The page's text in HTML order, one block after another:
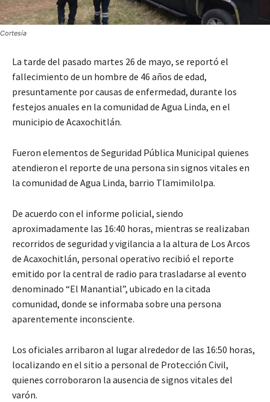
Cortesía
La tarde del pasado martes 26 de mayo, se reportó el
fallecimiento de un hombre de 46 años de edad,
presuntamente por causas de enfermedad, durante los
festejos anuales en la comunidad de Agua Linda, en el
municipio de Acaxochitlán.
Fueron elementos de Seguridad Pública Municipal quienes
atendieron el reporte de una persona sin signos vitales en
la comunidad de Agua Linda, barrio Tlamimilolpa.
De acuerdo con el informe policial, siendo
aproximadamente las 16:40 horas, mientras se realizaban
recorridos de seguridad y vigilancia a la altura de Los Arcos
de Acaxochitlán, personal operativo recibió el reporte
emitido por la central de radio para trasladarse al evento
denominado “El Manantial”, ubicado en la citada
comunidad, donde se informaba sobre una persona
aparentemente inconsciente.
Los oficiales arribaron al lugar alrededor de las 16:50 horas,
localizando en el sitio a personal de Protección Civil,
quienes corroboraron la ausencia de signos vitales del
varón.